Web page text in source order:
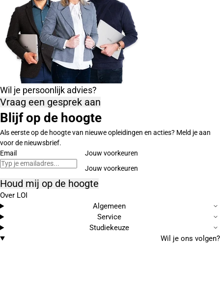
Wil je persoonlijk advies?
Vraag een gesprek aan
Blijf op de hoogte
Als eerste op de hoogte van nieuwe opleidingen en acties? Meld je aan
voor de nieuwsbrief.
Email
Jouw voorkeuren
Houd mij op de hoogte
Over LOI
Algemeen
Service
Studiekeuze
Wil je ons volgen?